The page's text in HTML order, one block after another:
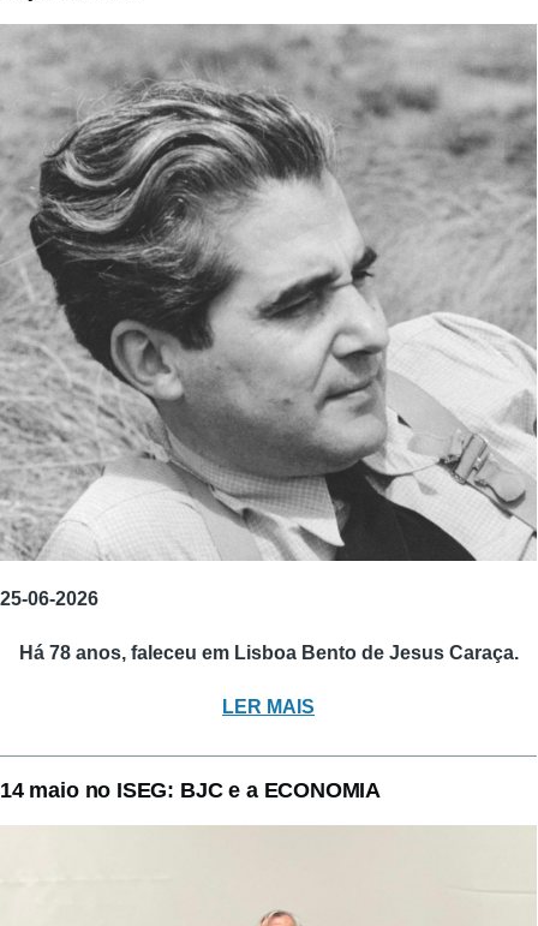
25-06-2026
Há 78 anos, faleceu em Lisboa Bento de Jesus Caraça.
LER MAIS
14 maio no ISEG: BJC e a ECONOMIA